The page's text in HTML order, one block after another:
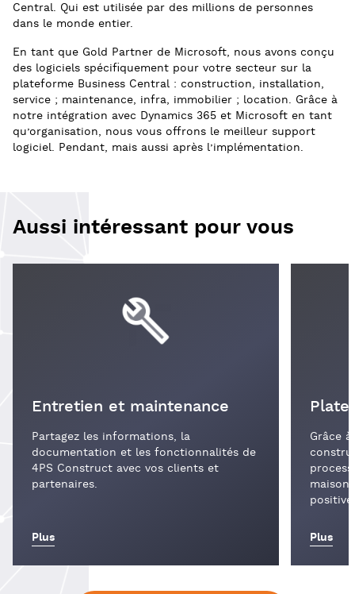
Central. Qui est utilisée par des millions de personnes
dans le monde entier.
En tant que Gold Partner de Microsoft, nous avons conçu
des logiciels spécifiquement pour votre secteur sur la
plateforme Business Central : construction, installation,
service ; maintenance, infra, immobilier ; location. Grâce à
notre intégration avec Dynamics 365 et Microsoft en tant
qu’organisation, nous vous offrons le meilleur support
logiciel. Pendant, mais aussi après l’implémentation.
Aussi intéressant pour vous
Entretien et maintenance
Partagez les informations, la
documentation et les fonctionnalités de
4PS Construct avec vos clients et
partenaires.
Plus
Grâce
maison
Plus